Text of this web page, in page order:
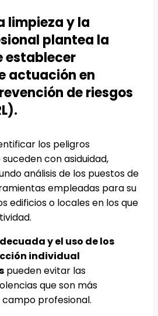
limpieza y la
plantea la
establecer
actuación en
de riesgos
los peligros
con asiduidad,
análisis de los puestos de
empleadas para su
edificios o locales en los que
y el uso de los
individual
pueden evitar las
que son más
profesional.